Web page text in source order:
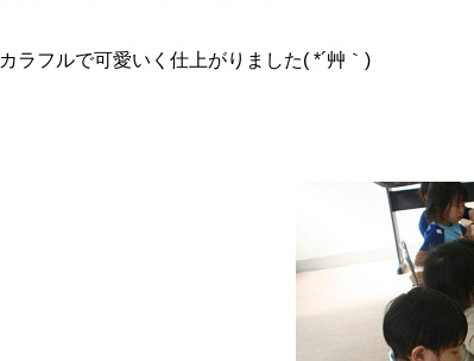
カラフルで可愛いく仕上がりました( *´艸｀)